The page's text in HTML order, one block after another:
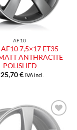
AF10
AF10 7,5×17 ET35
ANTHRACITE
POLISHED
€ IVA incl.
Aggiungi